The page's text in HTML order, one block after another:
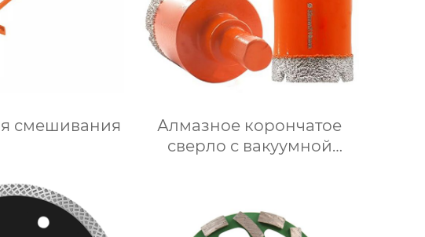
смешивания
Алмазное корончатое
сверло с вакуумной